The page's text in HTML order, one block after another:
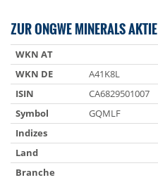
ZUR ONGWE MINERALS AKTIE
WKN AT
WKN DE
A41K8L
ISIN
CA6829501007
Symbol
GQMLF
Indizes
Land
Branche